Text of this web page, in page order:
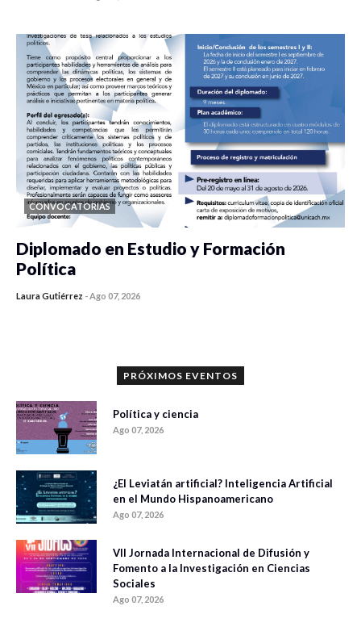
CONVOCATORIAS
Diplomado en Estudio y Formación
Política
Laura Gutiérrez -Ago 07, 2026
PRÓXIMOS EVENTOS
Política y ciencia
Ago 07, 2026
¿El Leviatán artificial? Inteligencia Artificial
en el Mundo Hispanoamericano
Ago 07, 2026
VII Jornada Internacional de Difusión y
Fomento a la Investigación en Ciencias
Sociales
Ago 07, 2026